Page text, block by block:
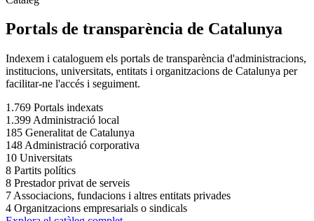
Portals de transparència de Catalunya
Indexem i cataloguem els portals de transparència d'administracions,
institucions, universitats, entitats i organitzacions de Catalunya per
facilitar-ne l'accés i seguiment.
1.769 Portals indexats
1.399 Administració local
185 Generalitat de Catalunya
148 Administració corporativa
10 Universitats
8 Partits polítics
8 Prestador privat de serveis
7 Associacions, fundacions i altres entitats privades
4 Organitzacions empresarials o sindicals